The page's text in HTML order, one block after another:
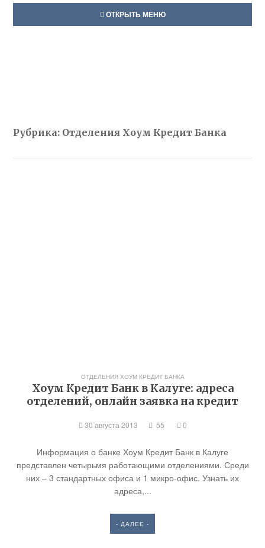
ОТКРЫТЬ МЕНЮ
Рубрика: Отделения Хоум Кредит Банка
ОТДЕЛЕНИЯ ХОУМ КРЕДИТ БАНКА
Хоум Кредит Банк в Калуге: адреса
отделений, онлайн заявка на кредит
30 августа 2013 55 0
Информация о банке Хоум Кредит Банк в Калуге
представлен четырьмя работающими отделениями. Среди
них – 3 стандартных офиса и 1 микро-офис. Узнать их
адреса,...
- ДАЛЕЕ -